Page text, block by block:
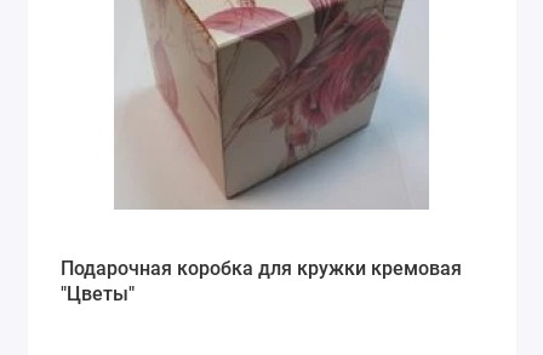
Подарочная коробка для кружки кремовая
"Цветы"